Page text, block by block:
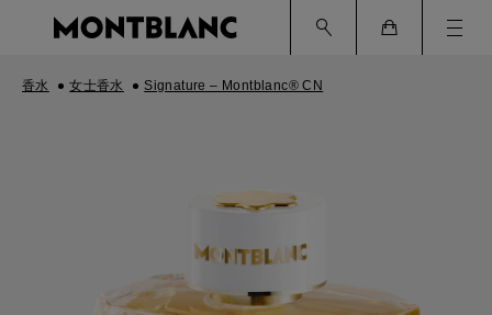
香水 女士香水 Signature – Montblanc® CN